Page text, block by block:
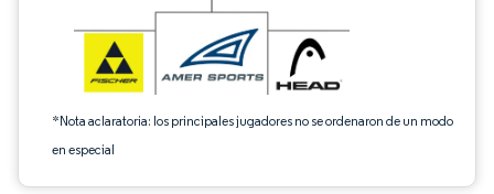
*Nota aclaratoria: los principales jugadores no se ordenaron de un modo
en especial